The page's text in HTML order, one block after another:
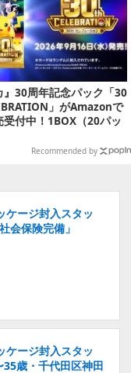
』30周年記念パック「30
」がAmazonで
受付中！1BOX（20パッ
Recommended by
ケージ封入スタッ
会保険完備」
ケージ封入スタッ
歳・千代田区神田